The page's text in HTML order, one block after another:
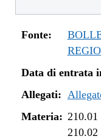
Fonte:
Data di entrata
Allegati:
Materia: 210.01
210.02